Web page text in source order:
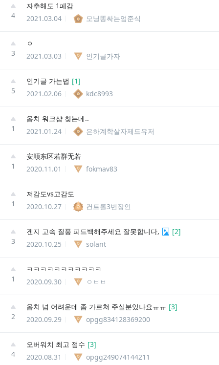
4
자추해도 1페감
2021.03.04
모닝똥싸는엄준식
3
ㅇ
2021.03.03
인기글가자
5
인기글 가는법 [1]
2021.02.06
kdc8993
1
옵치 워크샵 찾는데..
2021.01.24
은하계학살자제드유저
1
安顺东区若群无若
2020.11.01
fokmav83
1
저감도vs고감도
2020.10.27
컨트롤3번장인
3
겐지 고속 질풍 피드백해주세요 잘못합니다, [2]
2020.10.25
solant
1
ㅋㅋㅋㅋㅋㅋㅋㅋㅋㅋㅋ
2020.09.30
ㅇㅂㅂ
2
옵치 넘 어려운데 좀 가르쳐 주실분있나요ㅠㅠ [3]
2020.09.29
opgg834128369200
4
오버워치 최고 점수 [3]
2020.08.31
opgg249074144211